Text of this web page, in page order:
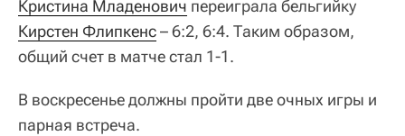
Кристина Младенович переиграла бельгийку
Кирстен Флипкенс– 6:2, 6:4. Таким образом,
общий счет в матче стал 1-1.
В воскресенье должны пройти две очных игры и
парная встреча.